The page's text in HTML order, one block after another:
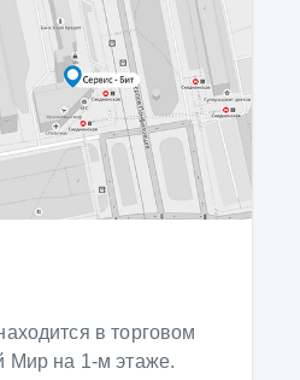
в торговом
Мир на 1-м этаже.